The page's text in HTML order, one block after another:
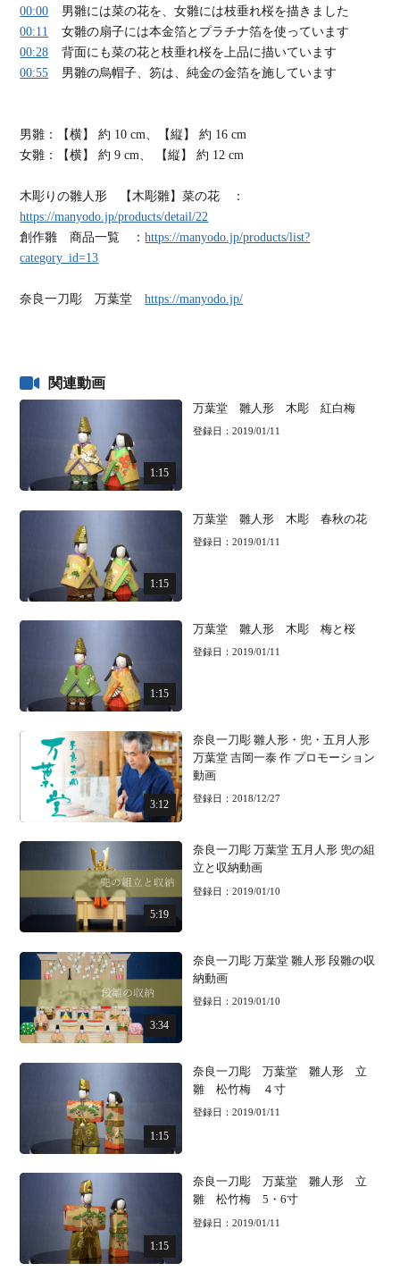
00:00
男雛には菜の花を、女雛には枝垂れ桜を描きました
00:11
女雛の扇子には本金箔とプラチナ箔を使っています
00:28
背面にも菜の花と枝垂れ桜を上品に描いています
00:55
男雛の烏帽子、笏は、純金の金箔を施しています
男雛：【横】 約 10 cm、【縦】 約 16 cm
女雛：【横】 約 9 cm、 【縦】 約 12 cm
木彫りの雛人形 【木彫雛】菜の花 ：
https://manyodo.jp/products/detail/22
創作雛 商品一覧 ：https://manyodo.jp/products/list?
category_id=13
奈良一刀彫 万葉堂https://manyodo.jp/
関連動画
1:15
万葉堂 雛人形 木彫 紅白梅
登録日：2019/01/11
1:15
万葉堂 雛人形 木彫 春秋の花
登録日：2019/01/11
1:15
万葉堂 雛人形 木彫 梅と桜
登録日：2019/01/11
3:12
奈良一刀彫 雛人形・兜・五月人形
万葉堂 吉岡一泰 作 プロモーション
動画
登録日：2018/12/27
5:19
奈良一刀彫 万葉堂 五月人形 兜の組
立と収納動画
登録日：2019/01/10
3:34
奈良一刀彫 万葉堂 雛人形 段雛の収
納動画
登録日：2019/01/10
1:15
奈良一刀彫 万葉堂 雛人形 立
雛 松竹梅 ４寸
登録日：2019/01/11
1:15
奈良一刀彫 万葉堂 雛人形 立
雛 松竹梅 5・6寸
登録日：2019/01/11